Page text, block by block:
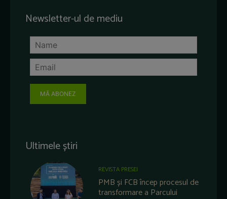
Newsletter-ul de mediu
MĂ ABONEZ
Ultimele știri
REVISTA PRESEI
PMB și FCB încep procesul de
transformare a Parcului